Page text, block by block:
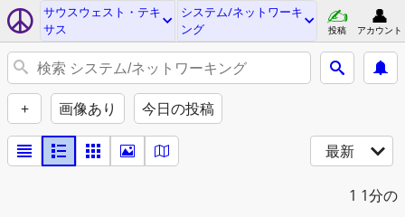
サウスウェスト・テキ
サス
システム/ネットワーキ
ング
投稿 アカウント
+ 画像あり 今日の投稿
最新
1 1分の